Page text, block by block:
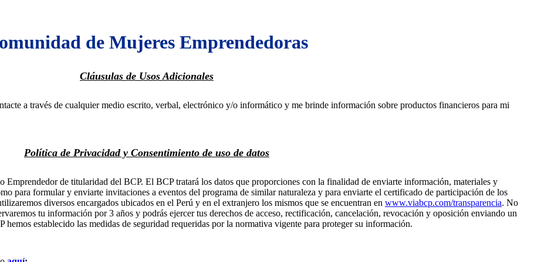
de Mujeres Emprendedoras
Cláusulas de Usos Adicionales
a través de cualquier medio escrito, verbal, electrónico y/o informático y me brinde información sobre productos financieros para mi
Política de Privacidad y Consentimiento de uso de datos
Emprendedor de titularidad del BCP. El BCP tratará los datos que proporciones con la finalidad de enviarte información, materiales y
para formular y enviarte invitaciones a eventos del programa de similar naturaleza y para enviarte el certificado de participación de los
diversos encargados ubicados en el Perú y en el extranjero los mismos que se encuentran en www.viabcp.com/transparencia. No
tu información por 3 años y podrás ejercer tus derechos de acceso, rectificación, cancelación, revocación y oposición enviando un
hemos establecido las medidas de seguridad requeridas por la normativa vigente para proteger su información.